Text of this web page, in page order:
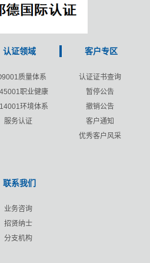
认证领域
质量体系
职业健康
环境体系
服务认证
客户专区
认证证书查询
暂停公告
撤销公告
客户通知
优秀客户风采
联系我们
业务咨询
招贤纳士
分支机构